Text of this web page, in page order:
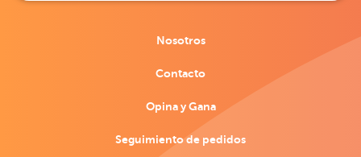
Nosotros
Contacto
Opina y Gana
Seguimiento de pedidos